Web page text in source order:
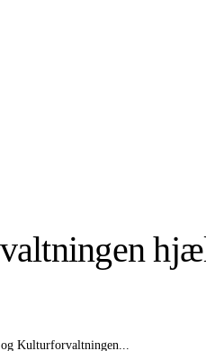
Kulturforvaltningen...